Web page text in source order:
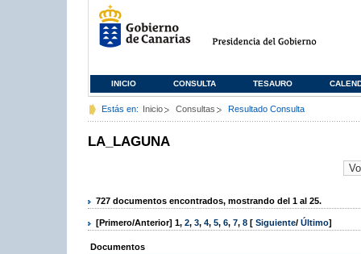
INICIO CONSULTA TESAURO
Estás en: Inicio Consultas Resultado Consulta
LA_LAGUNA
727 documentos encontrados, mostrando del 1 al 25.
[Primero/Anterior] 1, 2, 3, 4, 5, 6, 7, 8 [ Siguiente/ Último]
Documentos